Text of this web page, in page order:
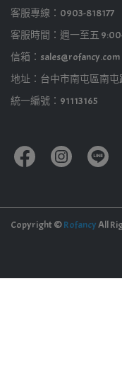
客服專線：0903-818177
客服時間：週一至五
信箱：sales@rofancy.com
地址：台中市南屯區南屯
統一編號：91113165
Copyright ©RofancyAll